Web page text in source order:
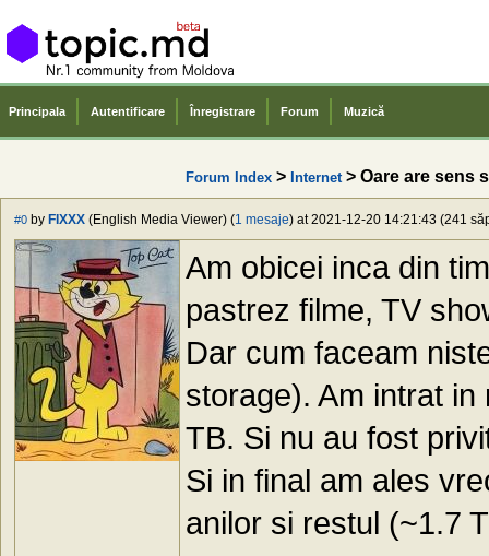
Principala Autentificare Înregistrare Forum Muzică
Forum Index > Internet > Oare are sens
#0 by FIXXX (English Media Viewer) (1 mesaje) at 2021-12-20 14:21:43 (241
Am obicei inca din
pastrez filme, TV
Dar cum faceam
storage). Am intrat
TB. Si nu au fost
Si in final am ales
anilor si restul (~1.7